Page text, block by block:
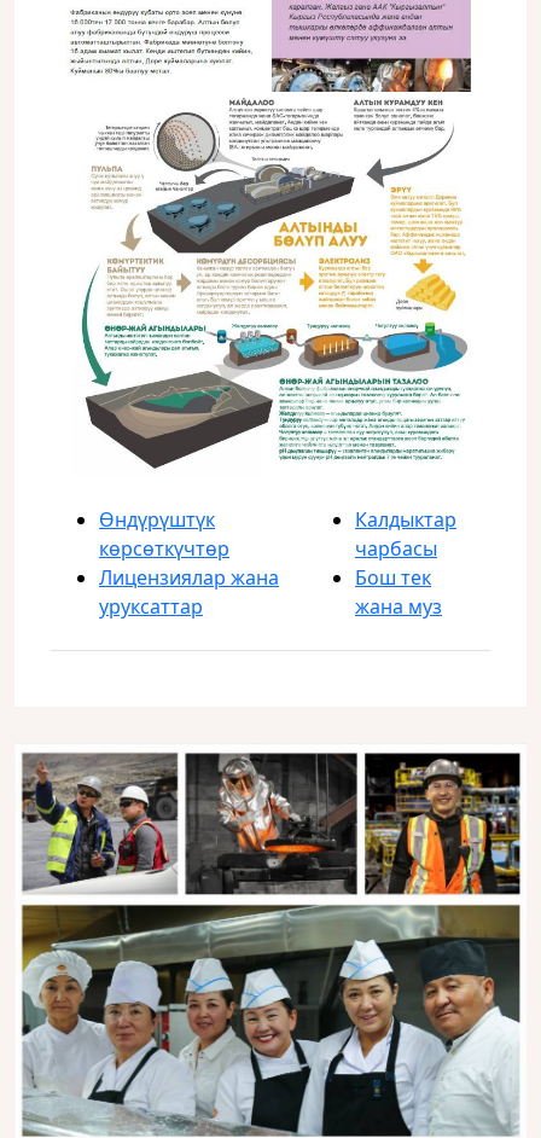
Өндүрүштүк
көрсөткүчтөр
Лицензиялар жана
уруксаттар
Калдыктар
чарбасы
Бош тек
жана муз